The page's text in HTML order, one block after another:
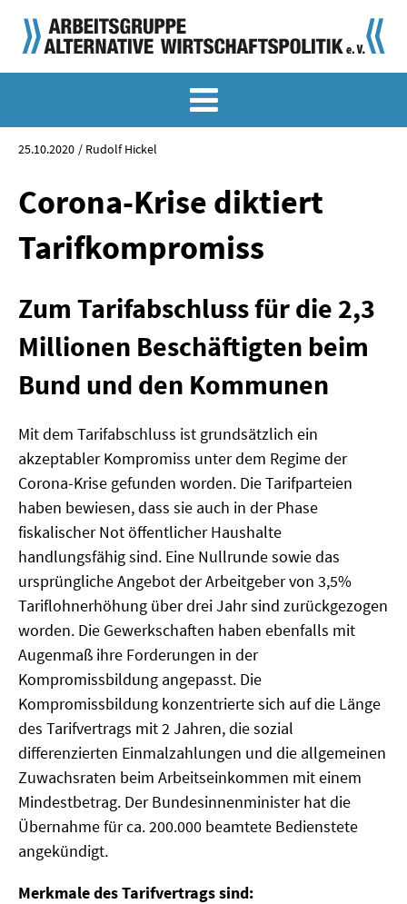
KLASSIKER
SONDERVERÖFFENTLICHUNGEN
LANGFASSUNGEN ZU DEN MEMORANDEN
MATERIALIEN
MATERIALIEN ZU DEN MEMORANDEN
MATERIALIEN ZUR SOMMERSCHULE
MEMO-FORUM
SOMMERSCHULE
SOMMERSCHULE 2025
SOMMERSCHULE 2024
SOMMERSCHULE 2023
SOMMERSCHULE 2022
SOMMERSCHULE 2021
SOMMERSCHULE 2019
SOMMERSCHULE 2018
SOMMERSCHULE 2017
25.10.2020 Rudolf Hickel
Corona-Krise diktiert
Tarifkompromiss
Zum Tarifabschluss für die 2,3
Millionen Beschäftigten beim
Bund und den Kommunen
Mit dem Tarifabschluss ist grundsätzlich ein
akzeptabler Kompromiss unter dem Regime der
Corona-Krise gefunden worden. Die Tarifparteien
haben bewiesen, dass sie auch in der Phase
fiskalischer Not öffentlicher Haushalte
handlungsfähig sind. Eine Nullrunde sowie das
ursprüngliche Angebot der Arbeitgeber von 3,5%
Tariflohnerhöhung über drei Jahr sind zurückgezogen
worden. Die Gewerkschaften haben ebenfalls mit
Augenmaß ihre Forderungen in der
Kompromissbildung angepasst. Die
Kompromissbildung konzentrierte sich auf die Länge
des Tarifvertrags mit 2 Jahren, die sozial
differenzierten Einmalzahlungen und die allgemeinen
Zuwachsraten beim Arbeitseinkommen mit einem
Mindestbetrag. Der Bundesinnenminister hat die
Übernahme für ca. 200.000 beamtete Bedienstete
angekündigt.
Merkmale des Tarifvertrags sind: